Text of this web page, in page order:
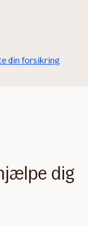
din forsikring
dig